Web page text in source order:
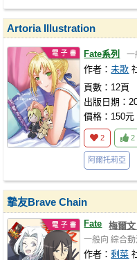
Artoria Illustration
Fate系列 一
作者：未歌
頁數：12頁
出版日期：
價格：150元
2 2
阿爾托莉亞
摯友Brave Chain
Fate 梅爾
一般向 綜合動
作者：剩菜